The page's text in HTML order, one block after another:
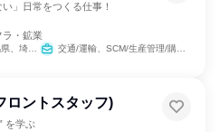
」日常をつくる仕事！
ラ・鉱業
、和歌山県、岡山県、広島県、山口県 交通/運輸、SCM/生産管理/購買/物流
ロントスタッフ)
を学ぶ